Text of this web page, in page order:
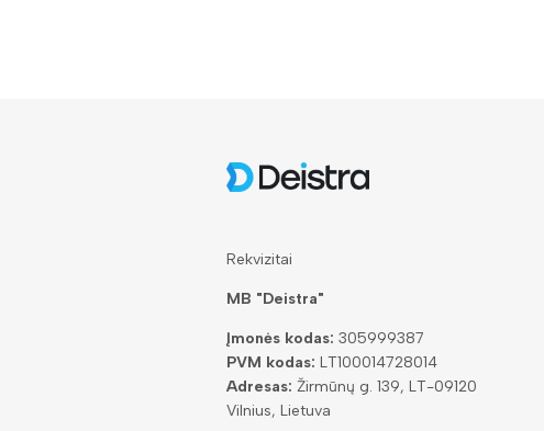
Rekvizitai
MB "Deistra"
Įmonės kodas: 305999387
PVM kodas: LT100014728014
Adresas: Žirmūnų g. 139, LT-09120
Vilnius, Lietuva